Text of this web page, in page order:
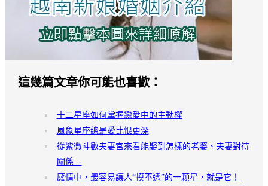
這幾篇文章你可能也喜歡：
十二星座如何掌握戀愛中的主動權
風象星座總是愛比恨更深
從紫微斗數夫妻宮來看能娶到怎樣的老婆、夫妻對待
關係…
感情中，最容易讓人“摸不透”的一顆星，就是它！